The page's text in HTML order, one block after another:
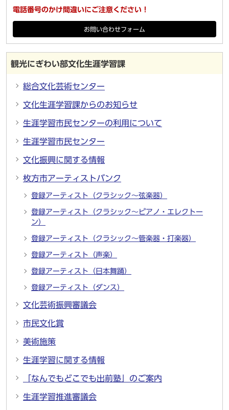
電話番号のかけ間違いにご注意ください！
お問い合わせフォーム
観光にぎわい部文化生涯学習課
総合文化芸術センター
文化生涯学習課からのお知らせ
生涯学習市民センターの利用について
生涯学習市民センター
文化振興に関する情報
枚方市アーティストバンク
登録アーティスト（クラシック～弦楽器）
登録アーティスト（クラシック～ピアノ・エレクトー
ン）
登録アーティスト（クラシック～管楽器・打楽器）
登録アーティスト（声楽）
登録アーティスト（日本舞踊）
登録アーティスト（ダンス）
文化芸術振興審議会
市民文化賞
美術施策
生涯学習に関する情報
「なんでもどこでも出前塾」のご案内
生涯学習推進審議会